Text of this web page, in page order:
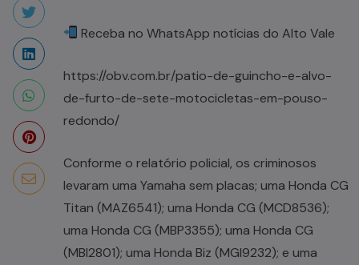
Receba no WhatsApp notícias do Alto Vale
https://obv.com.br/patio-de-guincho-e-alvo-
de-furto-de-sete-motocicletas-em-pouso-
redondo/
Conforme o relatório policial, os criminosos
levaram uma Yamaha sem placas; uma Honda CG
Titan (MAZ6541); uma Honda CG (MCD8536);
uma Honda CG (MBP3355); uma Honda CG
(MBI2801); uma Honda Biz (MGI9232); e uma